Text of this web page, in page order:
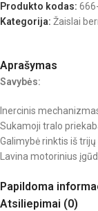
Produkto kodas:
Kategorija: Žaislai
Aprašymas
Savybės:
Inercinis
Sukamoji tralo
Galimybė rinktis iš trijų
Lavina motorinius
Papildoma
Atsiliepimai (0)